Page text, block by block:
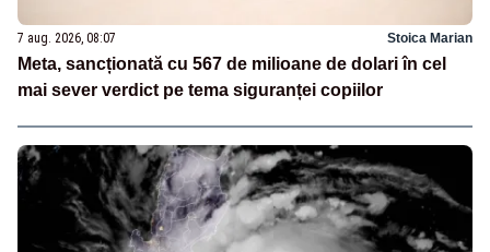
7 aug. 2026, 08:07 Stoica Marian
Meta, sancționată cu 567 de milioane de dolari în cel
mai sever verdict pe tema siguranței copiilor